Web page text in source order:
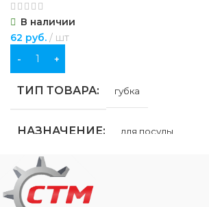
В наличии
62 руб. шт
В КОРЗИНУ
ТИП ТОВАРА губка
НАЗНАЧЕНИЕ для посуды
УПАКОВКА